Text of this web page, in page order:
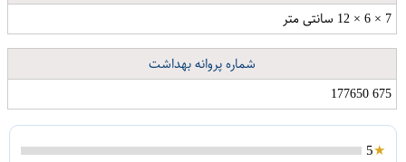
7 × 6 × 12 سانتی متر
شماره پروانه بهداشت
675 177650
5